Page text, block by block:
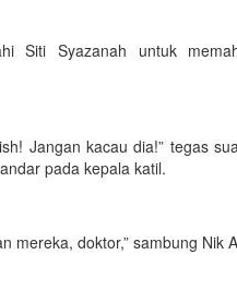
Siti Syazanah untuk
Jangan kacau dia!” tegas
pada kepala katil.
mereka, doktor,” sambung Nik